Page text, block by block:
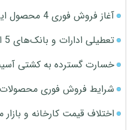
آغاز فروش فوری 4 محصول ایران خودرو در نمایندگی‌ها
تعطیلی ادارات و بانک‌های 5 استان در روز چهارشنبه
خسارت گسترده به کشتی
شرایط فروش فوری محصولات
اختلاف قیمت کارخانه و